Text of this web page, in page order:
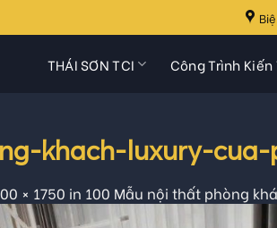
THÁI SƠN TCI Công Trình Kiến
khach-luxury-
× 1750 in 100 Mẫu nội thất phòng